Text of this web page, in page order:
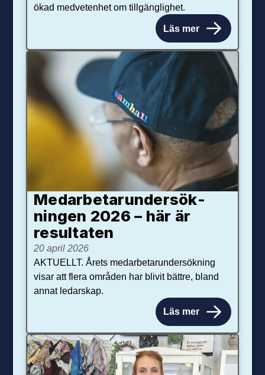
ökad medvetenhet om tillgänglighet.
Läs mer
Medarbetar­under­sök­
ningen 2026 – här är
resultaten
20 april 2026
AKTUELLT. Årets medarbetarundersökning
visar att flera områden har blivit bättre, bland
annat ledarskap.
Läs mer